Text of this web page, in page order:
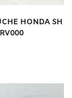
HONDA SH